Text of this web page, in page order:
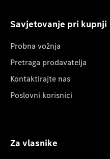
Savjetovanje pri kupnji
Probna vožnja
Pretraga prodavatelja
Kontaktirajte nas
Poslovni korisnici
Za vlasnike